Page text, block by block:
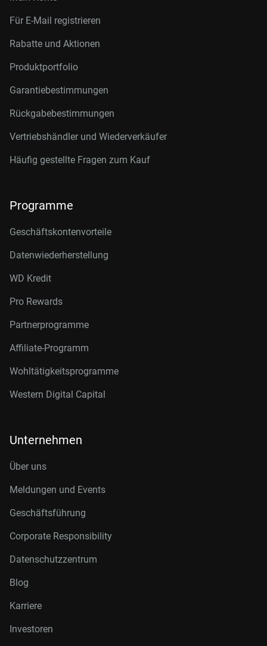
Für E-Mail registrieren
Rabatte und Aktionen
Produktportfolio
Garantiebestimmungen
Rückgabebestimmungen
Vertriebshändler und Wiederverkäufer
Häufig gestellte Fragen zum Kauf
Programme
Geschäftskontenvorteile
Datenwiederherstellung
WD Kredit
Pro Rewards
Partnerprogramme
Affiliate-Programm
Wohltätigkeitsprogramme
Western Digital Capital
Unternehmen
Über uns
Meldungen und Events
Geschäftsführung
Corporate Responsibility
Datenschutzzentrum
Blog
Karriere
Investoren